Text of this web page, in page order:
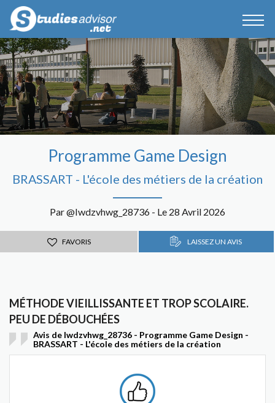
Programme Game Design
BRASSART - L'école des métiers de la création
Par @Iwdzvhwg_28736 - Le 28 Avril 2026
FAVORIS LAISSEZ UN AVIS
MÉTHODE VIEILLISSANTE ET TROP SCOLAIRE.
PEU DE DÉBOUCHÉES
Avis de Iwdzvhwg_28736 - Programme Game Design -
BRASSART - L'école des métiers de la création